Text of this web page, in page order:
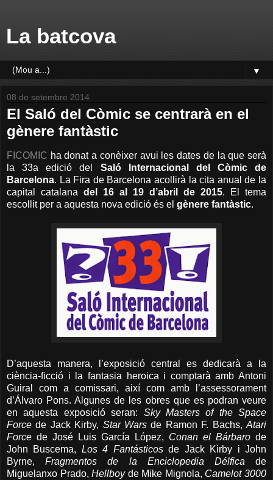
La batcova
▼
08 de setembre 2014
El Saló del Còmic se centrarà en el
gènere fantàstic
FICOMIC ha donat a conèixer avui les dates de la que serà
la 33a edició del Saló Internacional del Còmic de
Barcelona. La Fira de Barcelona acollirà la cita anual de la
capital catalana del 16 al 19 d’abril de 2015. El tema
escollit per a aquesta nova edició és el gènere fantàstic.
D’aquesta manera, l’exposició central es dedicarà a la
ciència-ficció i la fantasia heroica i comptarà amb Antoni
Guiral com a comissari, així com amb l’assessorament
d’Álvaro Pons. Algunes de les obres que es podran veure
en aquesta exposició seran: Sky Masters of the Space
Force de Jack Kirby, Star Wars de Ramon F. Bachs,Atari
Force de José Luis García López, Conan el Bárbaro de
John Buscema, Los 4 Fantásticosde Jack Kirby i John
Byrne,Fragmentos de la Enciclopedia Délfica de
Miguelanxo Prado,Hellboyde Mike Mignola, Camelot 3000